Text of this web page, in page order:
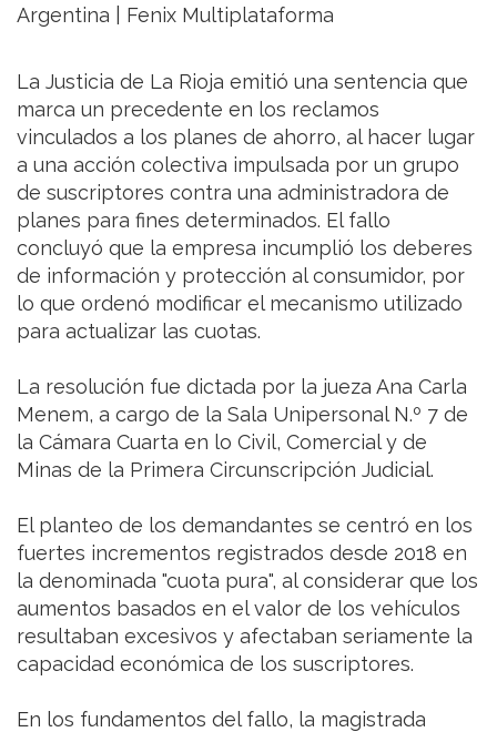
Argentina | Fenix Multiplataforma
La Justicia de La Rioja emitió una sentencia que
marca un precedente en los reclamos
vinculados a los planes de ahorro, al hacer lugar
a una acción colectiva impulsada por un grupo
de suscriptores contra una administradora de
planes para fines determinados. El fallo
concluyó que la empresa incumplió los deberes
de información y protección al consumidor, por
lo que ordenó modificar el mecanismo utilizado
para actualizar las cuotas.
La resolución fue dictada por la jueza Ana Carla
Menem, a cargo de la Sala Unipersonal N.º 7 de
la Cámara Cuarta en lo Civil, Comercial y de
Minas de la Primera Circunscripción Judicial.
El planteo de los demandantes se centró en los
fuertes incrementos registrados desde 2018 en
la denominada "cuota pura", al considerar que los
aumentos basados en el valor de los vehículos
resultaban excesivos y afectaban seriamente la
capacidad económica de los suscriptores.
En los fundamentos del fallo, la magistrada